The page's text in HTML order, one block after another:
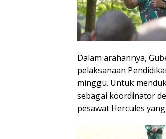
Dalam arahannya,
pelaksanaan
minggu. Untuk
sebagai koordinator
pesawat Hercules